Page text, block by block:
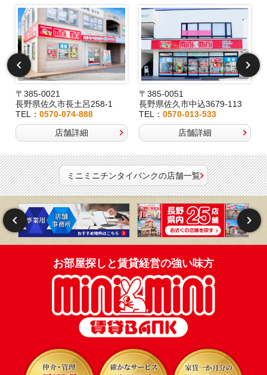
〒385-0021
長野県佐久市長土呂258-1
TEL： 0570-074-888
店舗詳細
〒385-0051
長野県佐久市中込3679-113
TEL：0570-013-533
店舗詳細
ミニミニチンタイバンクの店舗一覧
お部屋探しと賃貸経営の強い味方